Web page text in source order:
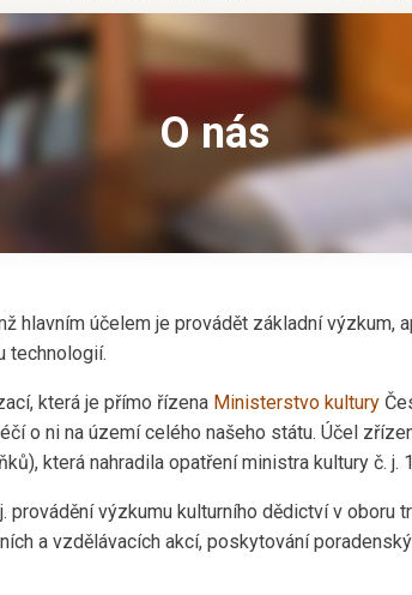
O nás
hlavním účelem je provádět základní
technologií.
která je přímo řízena Ministerstvo kultury
o ni na území celého našeho státu. Účel
která nahradila opatření ministra kultury č. j.
výzkumu kulturního dědictví v oboru
a vzdělávacích akcí, poskytování